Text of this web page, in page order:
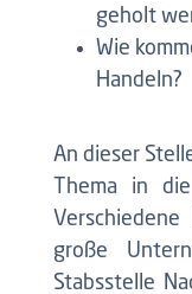
geholt
Wie
Handeln?
An dieser
Thema in
große
Stabsstelle